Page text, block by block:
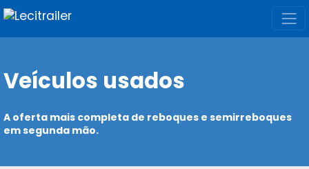
Veículos usados
A oferta mais completa de reboques e semirreboques
em segunda mão.